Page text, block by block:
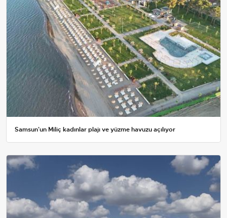
Samsun'un Miliç kadınlar plajı ve yüzme havuzu açılıyor